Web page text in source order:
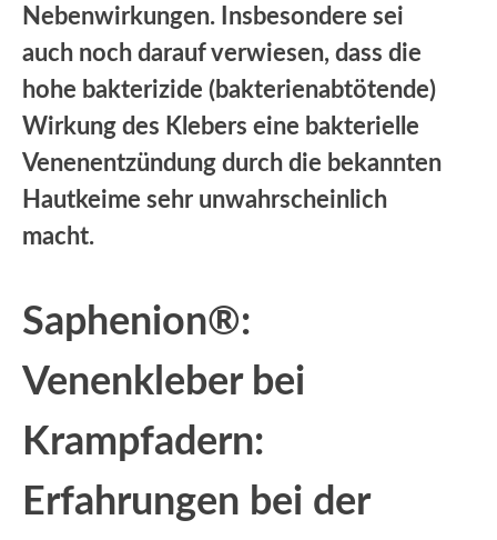
Nebenwirkungen. Insbesondere sei
auch noch darauf verwiesen, dass die
hohe bakterizide (bakterienabtötende)
Wirkung des Klebers eine bakterielle
Venenentzündung durch die bekannten
Hautkeime sehr unwahrscheinlich
macht.
Saphenion®:
Venenkleber bei
Krampfadern:
Erfahrungen bei der